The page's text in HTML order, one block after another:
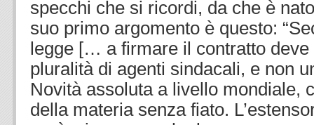
specchi che si ricordi, da che è
suo primo argomento è questo:
legge [… a firmare il contratto
pluralità di agenti sindacali, e non
Novità assoluta a livello mondiale,
della materia senza fiato.